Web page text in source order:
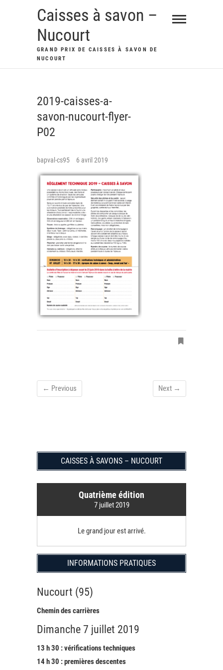
Caisses à savon –
Nucourt
GRAND PRIX DE CAISSES À SAVON DE
NUCOURT
2019-caisses-a-
savon-nucourt-flyer-
P02
bapval-cs95 6 avril 2019
← Previous Next →
CAISSES À SAVONS – NUCOURT
Quatrième édition
7 juillet 2019
Le grand jour est arrivé.
INFORMATIONS PRATIQUES
Nucourt (95)
Chemin des carrières
Dimanche 7 juillet 2019
13 h 30 : vérifications techniques
14 h 30 : premières descentes